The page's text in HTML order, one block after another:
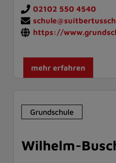
02102 550 4540
https://
mehr erfahren
Grundschule
Wilhelm-